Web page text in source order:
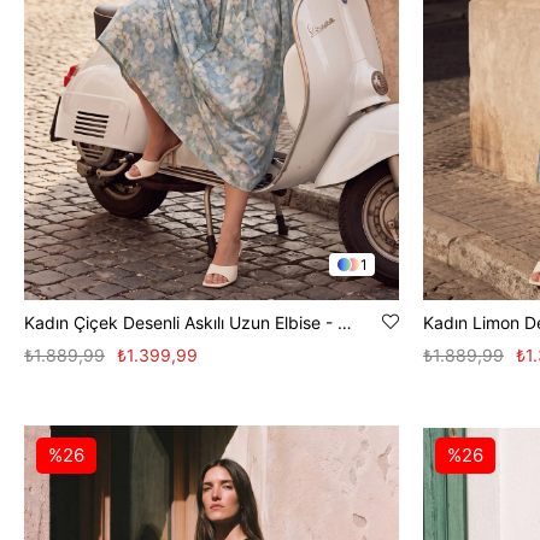
1
Kadın Çiçek Desenli Askılı Uzun Elbise - Mint
₺1.399,99
₺1.889,99 ₺1.889,99
%26 %26